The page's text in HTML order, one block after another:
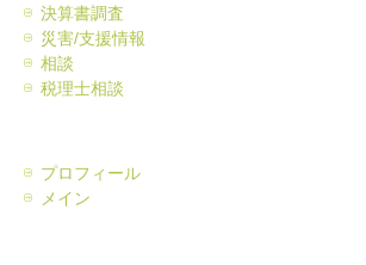
決算書調査
災害/支援情報
相談
税理士相談
プロフィール
メイン